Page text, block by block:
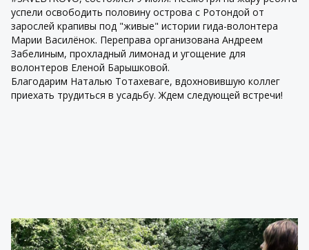
успели освободить половину острова с Ротондой от
зарослей крапивы под "живые" истории гида-волонтера
Марии Василёнок. Переправа организована Андреем
Забелиным, прохладный лимонад и угощение для
волонтеров Еленой Барышковой.
Благодарим Наталью Тотахеваге, вдохновившую коллег
приехать трудиться в усадьбу. Ждем следующей встречи!